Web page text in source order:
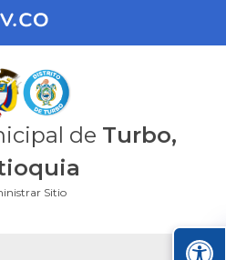
de Turbo,
Sitio